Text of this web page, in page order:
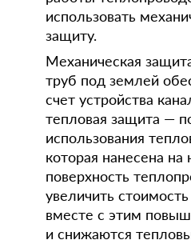
использовать
защиту.
Механическая
труб под землей
счет устройства
тепловая защита —
использования
которая нанесена
поверхность
увеличить
вместе с этим
и снижаются